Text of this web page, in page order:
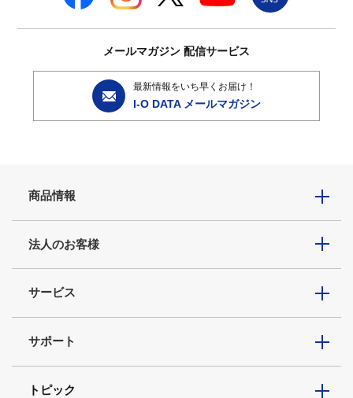
メールマガジン 配信サービス
最新情報をいち早くお届け！
I-O DATA メールマガジン
商品情報
法人のお客様
サービス
サポート
トピック